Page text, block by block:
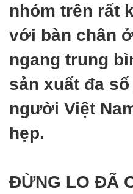
nhóm trên rất
với bàn chân
ngang trung
sản xuất đa
người Việt
hẹp.
ĐỪNG LO ĐÃ